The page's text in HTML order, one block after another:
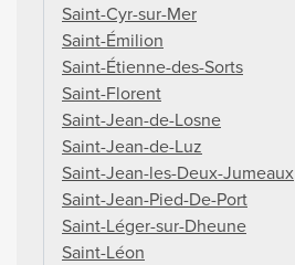
Saint-Cyr-sur-Mer
Saint-Émilion
Saint-Étienne-des-Sorts
Saint-Florent
Saint-Jean-de-Losne
Saint-Jean-de-Luz
Saint-Jean-les-Deux-Jumeaux
Saint-Jean-Pied-De-Port
Saint-Léger-sur-Dheune
Saint-Léon